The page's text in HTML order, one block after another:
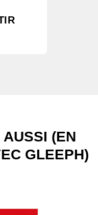
(EN
GLEEPH)